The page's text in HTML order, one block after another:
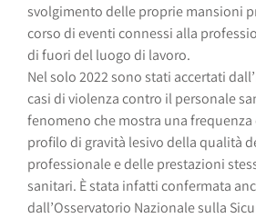
svolgimento delle proprie mansioni
corso di eventi connessi alla
di fuori del luogo di lavoro.
Nel solo 2022 sono stati accertati
casi di violenza contro il personale
fenomeno che mostra una frequenza
profilo di gravità lesivo della qualità
professionale e delle prestazioni
sanitari. È stata infatti confermata
dall’Osservatorio Nazionale sulla